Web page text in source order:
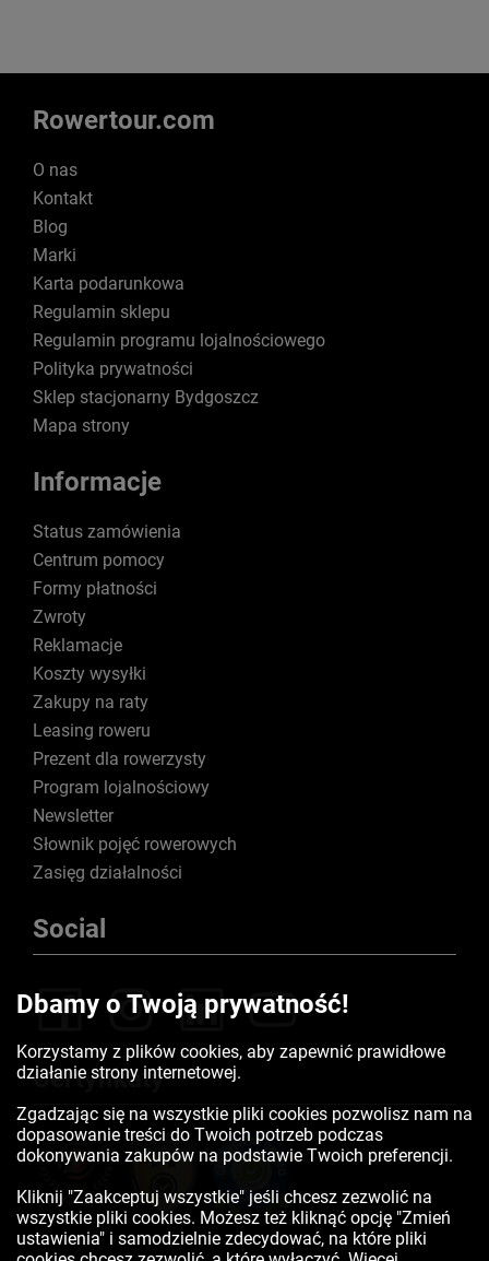
Rowertour.com
O nas
Kontakt
Blog
Marki
Karta podarunkowa
Regulamin sklepu
Regulamin programu lojalnościowego
Polityka prywatności
Sklep stacjonarny Bydgoszcz
Mapa strony
Informacje
Status zamówienia
Centrum pomocy
Formy płatności
Zwroty
Reklamacje
Koszty wysyłki
Zakupy na raty
Leasing roweru
Prezent dla rowerzysty
Program lojalnościowy
Newsletter
Słownik pojęć rowerowych
Zasięg działalności
Social
Certyfikaty
Dbamy o Twoją prywatność!
Korzystamy z plików cookies, aby zapewnić prawidłowe
działanie strony internetowej.
Zgadzając się na wszystkie pliki cookies pozwolisz nam na
dopasowanie treści do Twoich potrzeb podczas
dokonywania zakupów na podstawie Twoich preferencji.
Kliknij "Zaakceptuj wszystkie" jeśli chcesz zezwolić na
wszystkie pliki cookies. Możesz też kliknąć opcję "Zmień
ustawienia" i samodzielnie zdecydować, na które pliki